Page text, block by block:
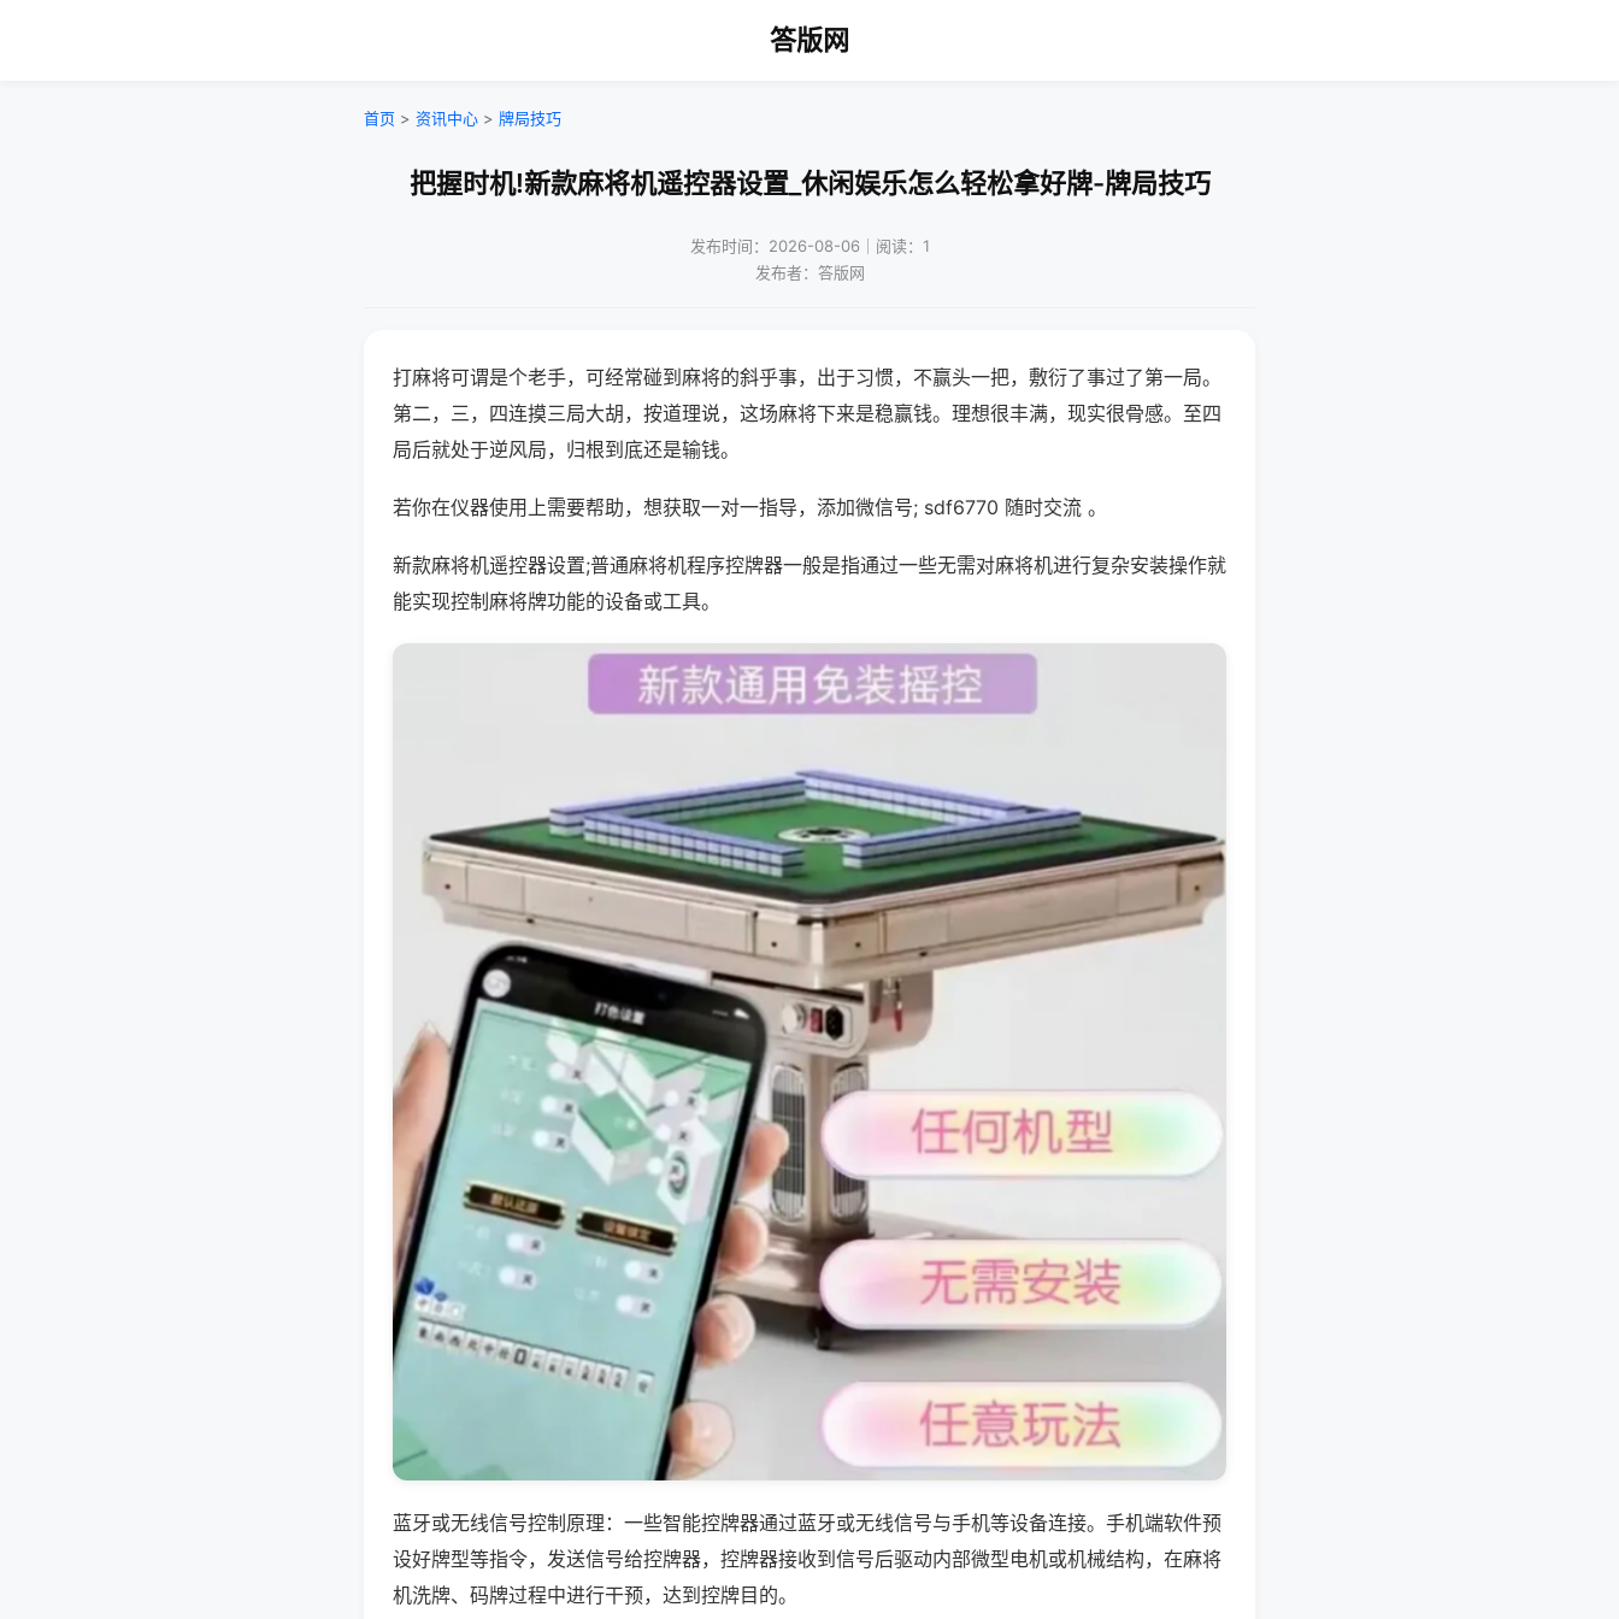
答版网
首页 > 资讯中心 > 牌局技巧
把握时机!新款麻将机遥控器设置_休闲娱乐怎么轻松拿好牌-牌局技巧
发布时间：2026-08-06｜阅读：1
发布者：答版网
打麻将可谓是个老手，可经常碰到麻将的斜乎事，出于习惯，不赢头一把，敷衍了事过了第一局。
第二，三，四连摸三局大胡，按道理说，这场麻将下来是稳赢钱。理想很丰满，现实很骨感。至四
局后就处于逆风局，归根到底还是输钱。
若你在仪器使用上需要帮助，想获取一对一指导，添加微信号; sdf6770 随时交流 。
新款麻将机遥控器设置;普通麻将机程序控牌器一般是指通过一些无需对麻将机进行复杂安装操作就
能实现控制麻将牌功能的设备或工具。
蓝牙或无线信号控制原理：一些智能控牌器通过蓝牙或无线信号与手机等设备连接。手机端软件预
设好牌型等指令，发送信号给控牌器，控牌器接收到信号后驱动内部微型电机或机械结构，在麻将
机洗牌、码牌过程中进行干预，达到控牌目的。